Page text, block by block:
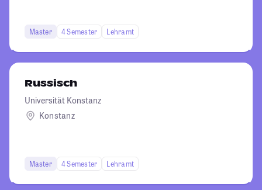
Master 4 Semester Lehramt
Russisch
Universität Konstanz
Konstanz
Master 4 Semester Lehramt